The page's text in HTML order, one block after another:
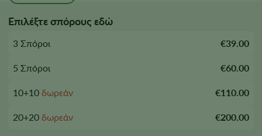
Επιλέξτε σπόρους εδώ
3 Σπόροι €39.00
5 Σπόροι €60.00
10+10 δωρεάν €110.00
20+20 δωρεάν €200.00